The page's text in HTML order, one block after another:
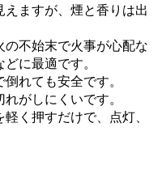
えますが、煙と香りは出
の不始末で火事が心配な
に最適です。
れても安全です。
がしにくいです。
く押すだけで、点灯、